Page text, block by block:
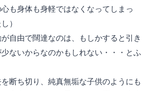
も身体も身軽ではなくなってしまっ
）
自由で闊達なのは、もしかすると引き
ないからなのかもしれない・・・とふ
断ち切り、純真無垢な子供のようにも